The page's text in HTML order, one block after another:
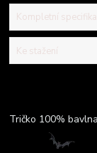
Kompletní
Ke stažení
Kompletní
Tričko 100% bavlna